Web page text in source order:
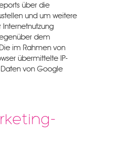
über die
und um weitere
Internetnutzung
dem
im Rahmen von
übermittelte IP-
von Google